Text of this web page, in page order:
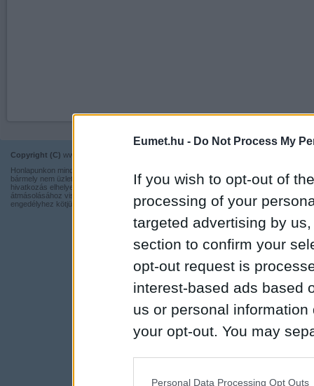
Eumet.hu - Do Not Process My
If you wish to opt-out of
processing of your
targeted advertising by
section to confirm your
opt-out request is
interest-based ads based
us or personal
your opt-out. You may
Personal Data Processing Opt Outs
Copyright (C) www.eumet.hu Minden jog fenntartva.
Honlapunkon minden információ szabadon és ingyen használható,
bármely nem üzleti tevékenységhez a forrás pontos megjelölésével,
hivatkozás elhelyezésével. Részeinek más honlapra történő
átmásolásához viszont nem járulunk hozzá, illetve írásos
engedélyhez kötjük.
Kapcsolat